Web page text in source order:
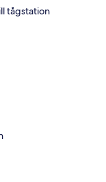
tågstation